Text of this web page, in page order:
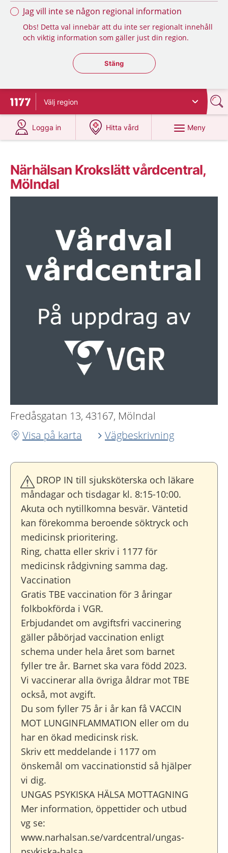
Jag vill inte se någon regional information
Obs! Detta val innebär att du inte ser regionalt innehåll
och viktig information som gäller just din region.
Stäng regionsväljaren
Stäng
Till startsidan för 1177
Välj region
Logga in
på 1177.se
Hitta vård
på 1177.se
Meny
Närhälsan Krokslätt vårdcentral,
Mölndal
Fredåsgatan 13, 43167, Mölndal
Visa på karta
Vägbeskrivning
DROP IN till sjuksköterska och läkare
måndagar och tisdagar kl. 8:15-10:00.
Akuta och nytillkomna besvär. Väntetid
kan förekomma beroende söktryck och
medicinsk prioritering.
Ring, chatta eller skriv i 1177 för
medicinsk rådgivning samma dag.
Vaccination
Gratis TBE vaccination för 3 åringar
folkbokförda i VGR.
Erbjudandet om avgiftsfri vaccinering
gäller påbörjad vaccination enligt
schema under hela året som barnet
fyller tre år. Barnet ska vara född 2023.
Vi vaccinerar alla övriga åldrar mot TBE
också, mot avgift.
Du som fyller 75 år i år kan få VACCIN
MOT LUNGINFLAMMATION eller om du
har en ökad medicinsk risk.
Skriv ett meddelande i 1177 om
önskemål om vaccinationstid så hjälper
vi dig.
UNGAS PSYKISKA HÄLSA MOTTAGNING
Mer information, öppettider och utbud
vg se:
www.narhalsan.se/vardcentral/ungas-